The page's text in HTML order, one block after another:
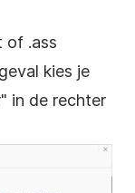
of .ass
kies je
in de rechter